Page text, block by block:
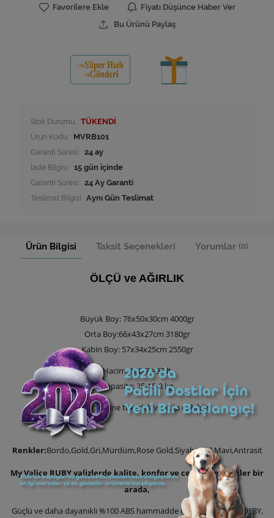
Favorilere Ekle
Fiyatı Düşünce Haber Ver
Bu Ürünü Paylaş
Stok Durumu: TÜKENDİ
Ürün Kodu: MVRB101
Garanti Süresi: 24 ay
İade Bilgisi:
Garanti Süresi: 24 Ay Garanti
Teslimat Bilgisi Aynı Gün Teslimat
Ürün Bilgisi Taksit Seçenekleri Yorumlar (0)
ÖLÇÜ ve AĞIRLIK
Büyük Boy: 76x50x30cm 4000gr
Orta Boy:66x43x27cm 3180gr
Kabin Boy: 57x34x25cm 2550gr
Hacim: 100-70-37 lt
Kapasite: 25-15-8 kg
Ürün ölçülerine tekerlek ve kulp dahildir
Renkler:Bordo,Gold,Gri,Mürdüm,Rose Gold,Siyah,Yeşil,Mavi,Antrasit
My Valice RUBY valizlerde kalite, konfor ve cezbeden renkler bir
arada,
Güçlü ve daha dayanıklı %100 ABS hammadde ile üretilmiş olan RUBY,